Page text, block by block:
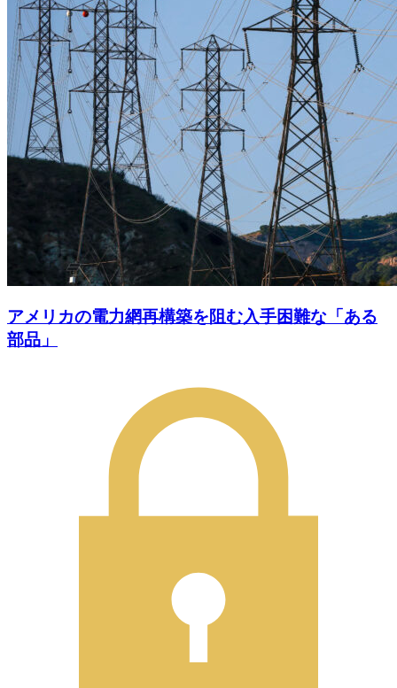
アメリカの電力網再構築を阻む入手困難な「ある
部品」